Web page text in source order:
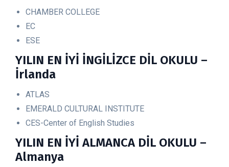
CHAMBER COLLEGE
EC
ESE
YILIN EN İYİ İNGİLİZCE DİL OKULU –
İrlanda
ATLAS
EMERALD CULTURAL INSTITUTE
CES-Center of English Studies
YILIN EN İYİ ALMANCA DİL OKULU –
Almanya